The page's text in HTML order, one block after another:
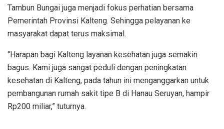
Tambun Bungai juga menjadi fokus perhatian bersama
Pemerintah Provinsi Kalteng. Sehingga pelayanan ke
masyarakat dapat terus maksimal.
“Harapan bagi Kalteng layanan kesehatan juga semakin
bagus. Kami juga sangat peduli dengan peningkatan
kesehatan di Kalteng, pada tahun ini menganggarkan untuk
pembangunan rumah sakit tipe B di Hanau Seruyan, hampir
Rp200 miliar,” tuturnya.